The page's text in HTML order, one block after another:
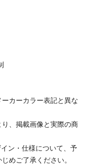
カーカラー表記と異な
、掲載画像と実際の商
ン・仕様について、予
めご了承ください。